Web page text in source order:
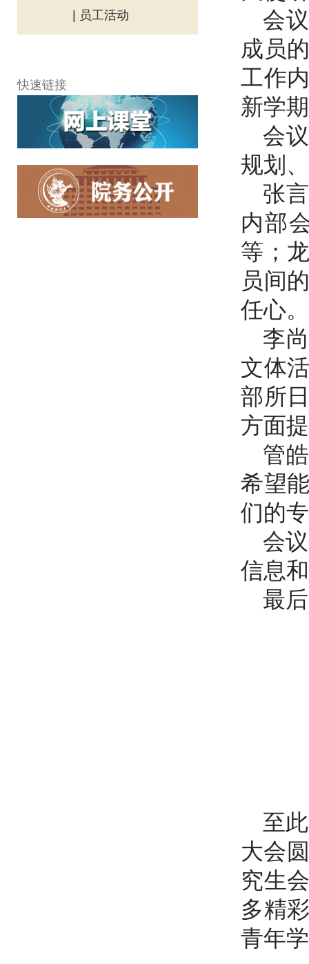
| 员工活动
快速链接
会
成员
工作
新学
会
规划
张
内部
等；
员间
任心。
李
文体
部所
方面
管
希望
们的
会
信息
最
至
大会
究生
多精
青年